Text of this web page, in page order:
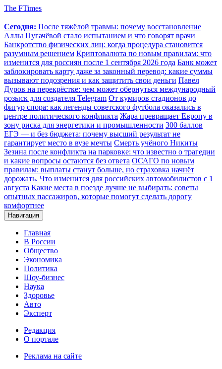
The FTimes
Сегодня: После тяжёлой травмы: почему восстановление
Аллы Пугачёвой стало испытанием и что говорят врачи
Банкротство физических лиц: когда процедура становится
разумным решением Криптовалюта по новым правилам: что
изменится для россиян после 1 сентября 2026 года Банк может
заблокировать карту даже за законный перевод: какие суммы
вызывают подозрения и как защитить свои деньги Павел
Дуров на перекрёстке: чем может обернуться международный
розыск для создателя Telegram От кумиров стадионов до
фигур спора: как легенды советского футбола оказались в
центре политического конфликта Жара превращает Европу в
зону риска для энергетики и промышленности 300 баллов
ЕГЭ — и без бюджета: почему высший результат не
гарантирует место в вузе мечты Смерть учёного Никиты
Зезина после конфликта на парковке: что известно о трагедии
и какие вопросы остаются без ответа ОСАГО по новым
правилам: выплаты станут больше, но страховка начнёт
дорожать. Что изменится для российских автомобилистов с 1
августа Какие места в поезде лучше не выбирать: советы
опытных пассажиров, которые помогут сделать дорогу
комфортнее
Навигация
Главная
В России
Общество
Экономика
Политика
Шоу-бизнес
Наука
Здоровье
Авто
Эксперт
Редакция
О портале
Реклама на сайте